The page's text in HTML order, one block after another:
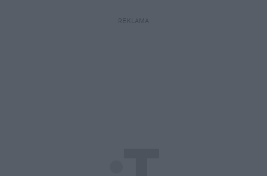
REKLAMA